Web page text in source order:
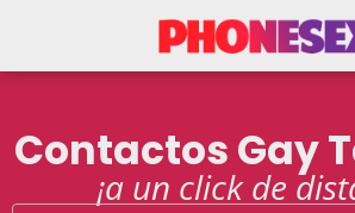
Contactos Gay
¡a un click de